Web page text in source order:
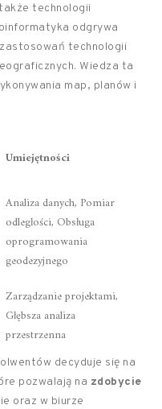
technologii
odgrywa
technologii
Wiedza ta
map, planów i
Umiejętności
Analiza danych, Pomiar
odległości, Obsługa
oprogramowania
geodezyjnego
Zarządzanie projektami,
Głębsza analiza
przestrzenna
decyduje się na
pozwalają na zdobycie
oraz w biurze